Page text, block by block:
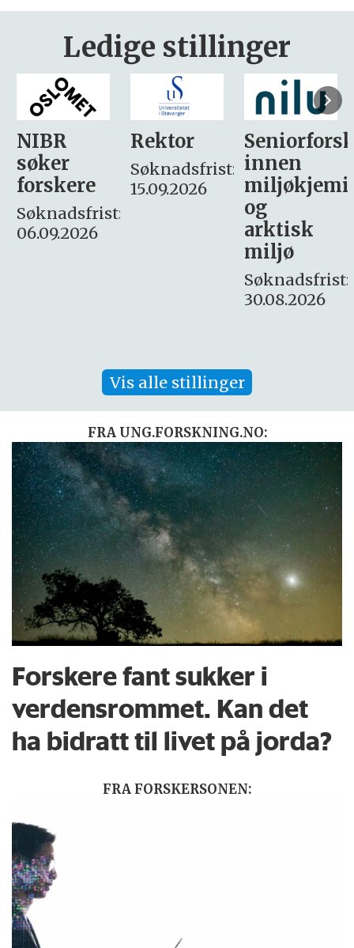
Ledige stillinger
Rektor
Søknadsfrist:
15.09.2026
Seniorforsker
innen
miljøkjemi
søker
– fast
Søknadsfrist:
16. august.
Vis alle stillinger
FRA UNG.FORSKNING.NO:
Forskere fant sukker i
verdensrommet. Kan det
ha bidratt til livet på jorda?
FRA FORSKERSONEN: